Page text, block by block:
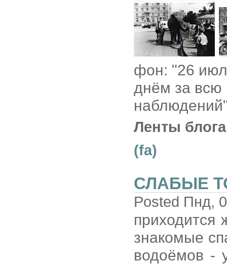
фон: "26
днём за всю
Ленты
(fa)
СЛАБЫЕ
Posted Пнд,
приходится
знакомые
водоёмов -